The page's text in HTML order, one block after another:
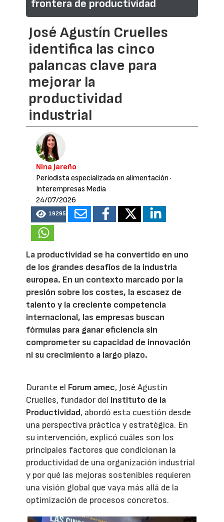
frontera de productividad
José Agustín Cruelles
identifica las cinco
palancas clave para
mejorar la
productividad
industrial
Nina Jareño
Periodista especializada en alimentación ·
Interempresas Media
24/07/2026
19295
La productividad se ha convertido en uno
de los grandes desafíos de la industria
europea. En un contexto marcado por la
presión sobre los costes, la escasez de
talento y la creciente competencia
internacional, las empresas buscan
fórmulas para ganar eficiencia sin
comprometer su capacidad de innovación
ni su crecimiento a largo plazo.
Durante el Forum amec, José Agustín
Cruelles, fundador del Instituto de la
Productividad, abordó esta cuestión desde
una perspectiva práctica y estratégica. En
su intervención, explicó cuáles son los
principales factores que condicionan la
productividad de una organización industrial
y por qué las mejoras sostenibles requieren
una visión global que vaya más allá de la
optimización de procesos concretos.